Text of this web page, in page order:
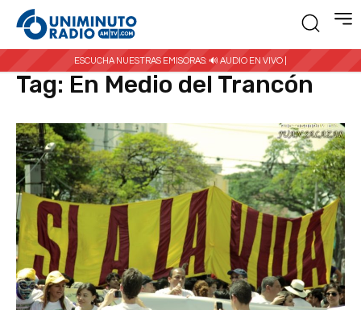
ESCUCHA NUESTRAS EMISORAS: 🔊 AUDIO EN VIVO |
Inicio Etiquetas En Medio del Trancón
Tag: En Medio del Trancón